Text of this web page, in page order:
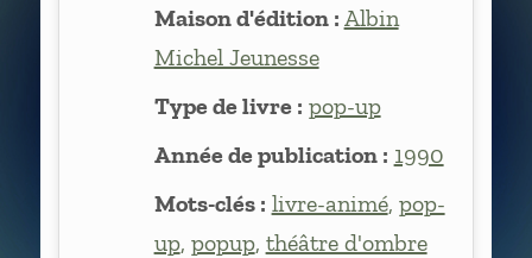
Maison d'édition : Albin
Michel Jeunesse
Type de livre : pop-up
Année de publication : 1990
Mots-clés : livre-animé, pop-
up, popup, théâtre d'ombre